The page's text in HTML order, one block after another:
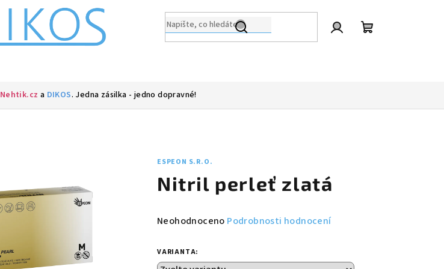
Nehtik.cz a DIKOS. Jedna zásilka - jedno dopravné!
ESPEON S.R.O.
Nitril perleť zlatá
Průměrné
produktu
je
Neohodnoceno Podrobnosti hodnocení
VARIANTA: